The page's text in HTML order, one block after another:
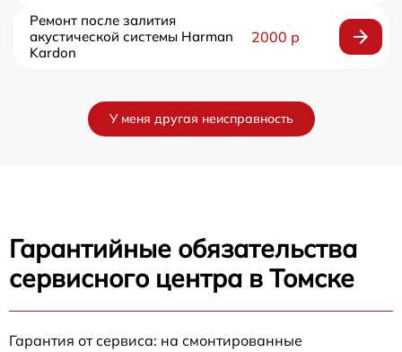
Ремонт после залития
акустической системы Harman
Kardon
2000 р
У меня другая неисправность
Гарантийные обязательства
сервисного центра в Томске
Гарантия от сервиса: на смонтированные